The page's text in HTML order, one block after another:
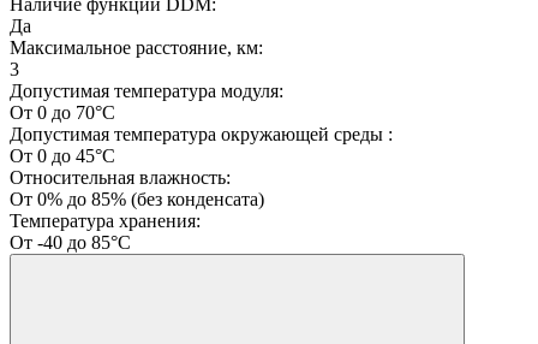
Да
Максимальное расстояние, км:
3
Допустимая температура модуля:
От 0 до 70°C
Допустимая температура окружающей среды :
От 0 до 45°C
Относительная влажность:
От 0% до 85% (без конденсата)
Температура хранения:
От -40 до 85°C